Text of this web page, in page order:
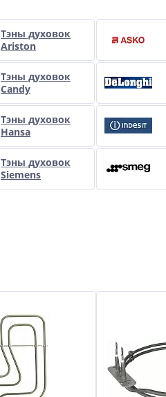
Тэны духовок
Ariston
Тэны духовок
Candy
Тэны духовок
Hansa
Тэны духовок
Siemens